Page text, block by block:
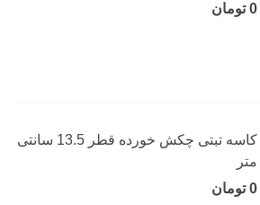
0 تومان
کاسه تبتی چکش خورده قطر 13.5 سانتی
متر
0 تومان